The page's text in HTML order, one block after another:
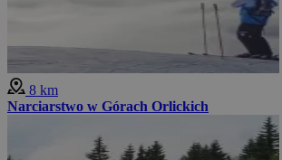
8 km
Narciarstwo w Górach Orlickich